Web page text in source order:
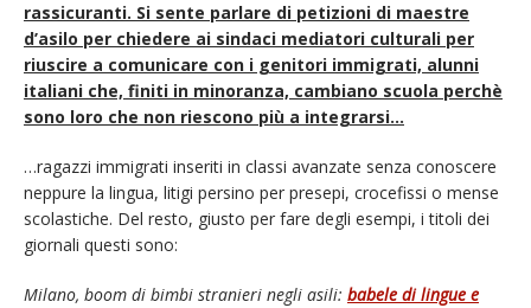
rassicuranti. Si sente parlare di petizioni di maestre
d’asilo per chiedere ai sindaci mediatori culturali per
riuscire a comunicare con i genitori immigrati, alunni
italiani che, finiti in minoranza, cambiano scuola perchè
sono loro che non riescono più a integrarsi…
…ragazzi immigrati inseriti in classi avanzate senza conoscere
neppure la lingua, litigi persino per presepi, crocefissi o mense
scolastiche. Del resto, giusto per fare degli esempi, i titoli dei
giornali questi sono:
Milano, boom di bimbi stranieri negli asili: babele di lingue e